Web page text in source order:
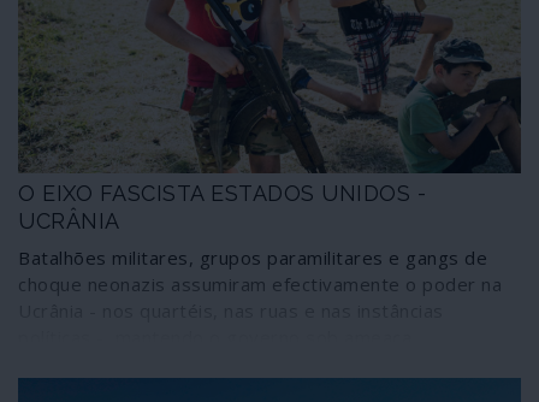
O EIXO FASCISTA ESTADOS UNIDOS -
UCRÂNIA
Batalhões militares, grupos paramilitares e gangs de
choque neonazis assumiram efectivamente o poder na